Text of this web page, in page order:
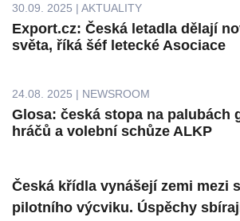
30.09. 2025 | AKTUALITY
Export.cz: Česká letadla dělají
světa, říká šéf letecké Asociace
24.08. 2025 | NEWSROOM
Glosa: česká stopa na palubách
hráčů a volební schůze ALKP
Česká křídla vynášejí zemi mezi
pilotního výcviku. Úspěchy